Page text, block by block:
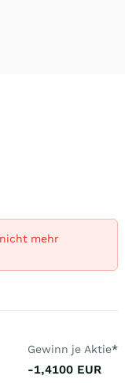
mehr
Gewinn je Aktie*
-1,4100 EUR